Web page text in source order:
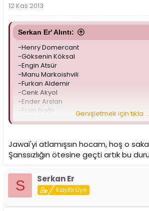
12 Kas 2013
Serkan Er' Alıntı:
-Henry Domercant
-Göksenin Köksal
-Engin Atsür
-Manu Markoishvili
-Furkan Aldemir
-Cenk Akyol
-Ender Arslan
-Ersin Dağlı
-jamont Gordon
oyuncularımızın listesini yazdım.
Genişletmek için tıkla ...
Jawai'yi atlamışsın hocam, hoş o
Şanssızlığın ötesine geçti artık bu
S Serkan Er
Kayıtlı Üye